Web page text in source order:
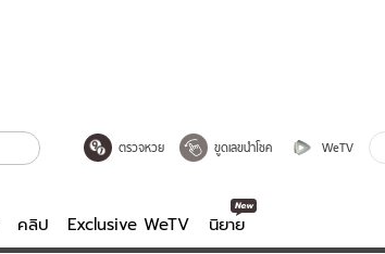
ตรวจหวย ขูดเลขนำโชค WeTV
คลิป Exclusive WeTV นิยาย